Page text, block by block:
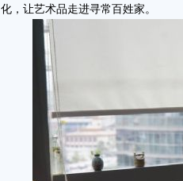
化，让艺术品走进寻常百姓家。